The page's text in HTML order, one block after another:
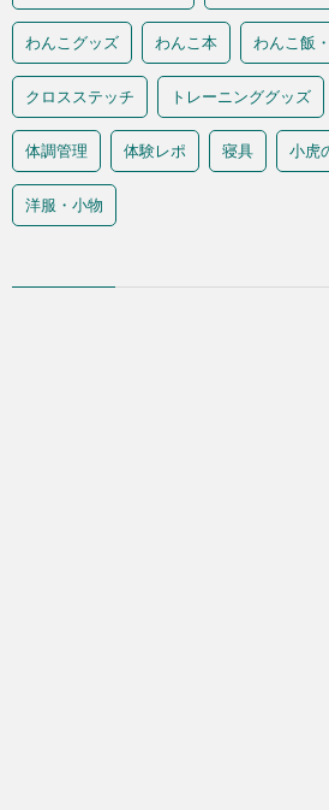
わんこグッズ わんこ本 わんこ飯
クロスステッチ トレーニンググッズ
体調管理 体験レポ 寝具 小虎
洋服・小物